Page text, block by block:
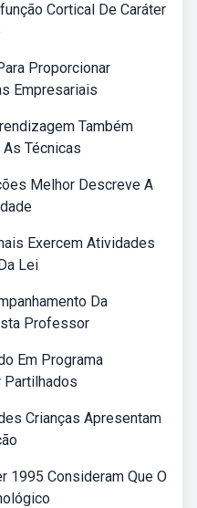
Cortical De Caráter
Proporcionar
Empresariais
Também
Técnicas
Melhor Descreve A
Exercem Atividades
Lei
Da
Professor
Em Programa
Partilhados
Crianças Apresentam
1995 Consideram Que O